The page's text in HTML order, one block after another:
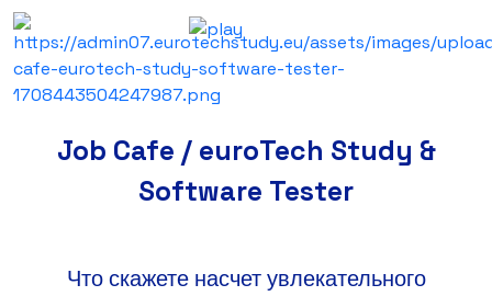
Job Cafe / euroTech Study &
Software Tester
Что скажете насчет увлекательного